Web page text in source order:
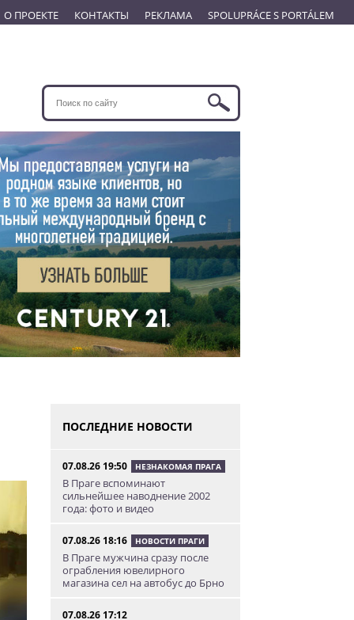
О ПРОЕКТЕ КОНТАКТЫ РЕКЛАМА SPOLUPRÁCE S PORTÁLEM
ПОСЛЕДНИЕ НОВОСТИ
07.08.26 19:50 НЕЗНАКОМАЯ ПРАГА
В Праге вспоминают
сильнейшее наводнение 2002
года: фото и видео
07.08.26 18:16 НОВОСТИ ПРАГИ
В Праге мужчина сразу после
ограбления ювелирного
магазина сел на автобус до Брно
07.08.26 17:12